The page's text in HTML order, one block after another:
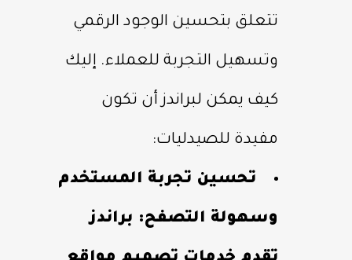
تتعلق بتحسين الوجود الرقمي
وتسهيل التجربة للعملاء. إليك
كيف يمكن لبراندز أن تكون
مفيدة للصيدليات:
تحسين تجربة المستخدم
وسهولة التصفح: براندز